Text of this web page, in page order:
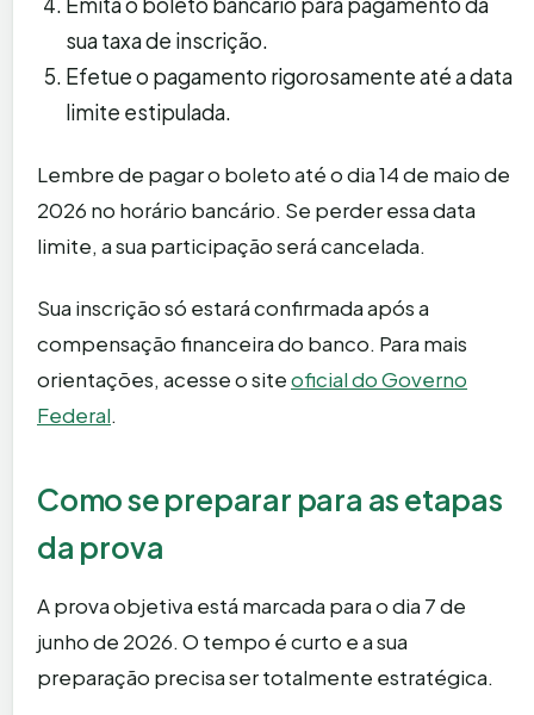
sua taxa de inscrição.
Efetue o pagamento rigorosamente até a data
limite estipulada.
Lembre de pagar o boleto até o dia 14 de maio de
2026 no horário bancário. Se perder essa data
limite, a sua participação será cancelada.
Sua inscrição só estará confirmada após a
compensação financeira do banco. Para mais
orientações, acesse o siteoficial do Governo
Federal.
Como se preparar para as etapas
da prova
A prova objetiva está marcada para o dia 7 de
junho de 2026. O tempo é curto e a sua
preparação precisa ser totalmente estratégica.